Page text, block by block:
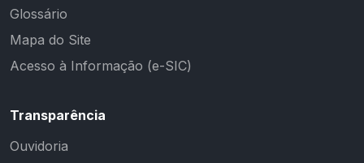
Glossário
Mapa do Site
Acesso à Informação (e-SIC)
Transparência
Ouvidoria